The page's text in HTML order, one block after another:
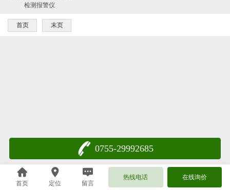
检测报警仪
首页 末页
0755-29992685
首页 定位 留言
热线电话 在线询价